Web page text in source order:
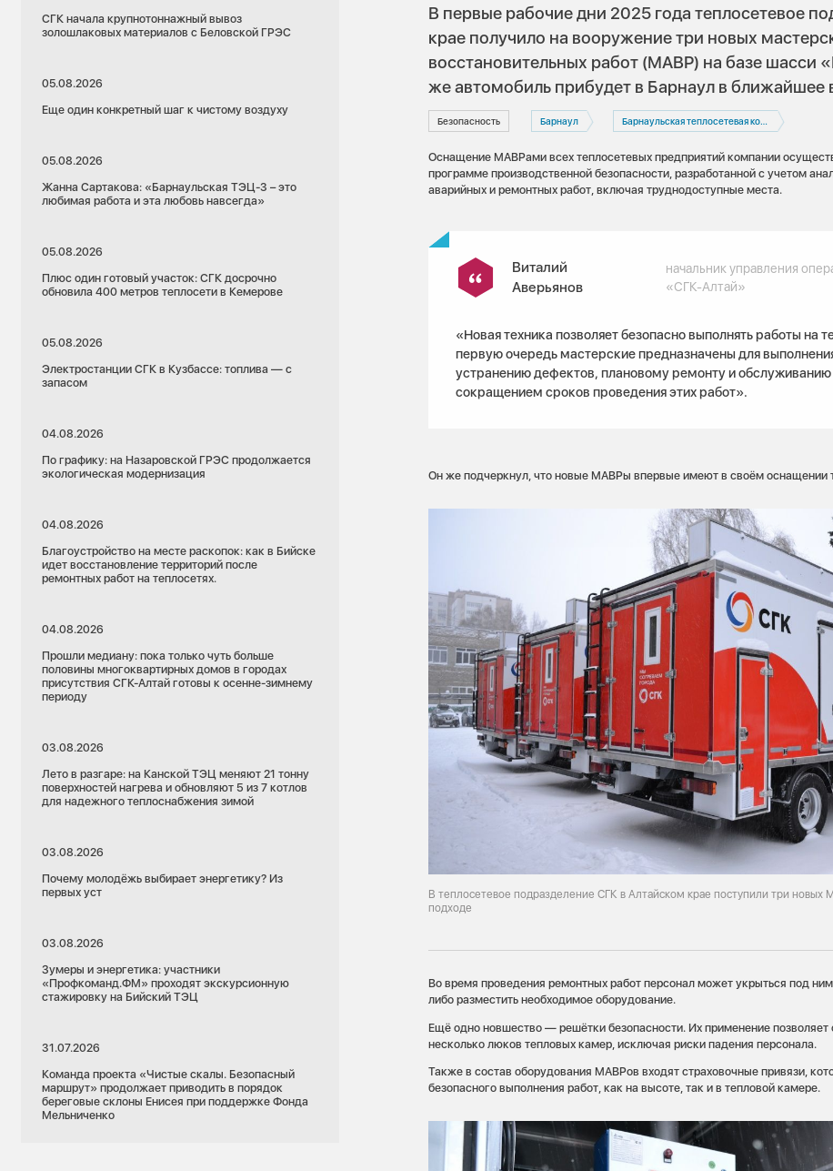
СГК начала крупнотоннажный вывоз
золошлаковых материалов с Беловской ГРЭС
05.08.2026
Еще один конкретный шаг к чистому воздуху
05.08.2026
Жанна Сартакова: «Барнаульская ТЭЦ-3 – это
любимая работа и эта любовь навсегда»
05.08.2026
Плюс один готовый участок: СГК досрочно
обновила 400 метров теплосети в Кемерове
05.08.2026
Электростанции СГК в Кузбассе: топлива — с
запасом
04.08.2026
По графику: на Назаровской ГРЭС продолжается
экологическая модернизация
04.08.2026
Благоустройство на месте раскопок: как в Бийске
идет восстановление территорий после
ремонтных работ на теплосетях.
04.08.2026
Прошли медиану: пока только чуть больше
половины многоквартирных домов в городах
присутствия СГК-Алтай готовы к осенне-зимнему
периоду
03.08.2026
Лето в разгаре: на Канской ТЭЦ меняют 21 тонну
поверхностей нагрева и обновляют 5 из 7 котлов
для надежного теплоснабжения зимой
03.08.2026
Почему молодёжь выбирает энергетику? Из
первых уст
03.08.2026
Зумеры и энергетика: участники
«Профкоманд.ФМ» проходят экскурсионную
стажировку на Бийский ТЭЦ
31.07.2026
Команда проекта «Чистые скалы. Безопасный
маршрут» продолжает приводить в порядок
береговые склоны Енисея при поддержке Фонда
Мельниченко
В первые рабочие дни 2025 года теплосетевое
крае получило на вооружение три новых
восстановительных работ (МАВР) на базе шасси
же автомобиль прибудет в Барнаул в ближайшее
Безопасность Барнаул Барнаульская теплосетевая компания
Оснащение МАВРами всех теплосетевых предприятий компании
программе производственной безопасности, разработанной с учетом
аварийных и ремонтных работ, включая труднодоступные места.
Виталий
Аверьянов
начальник управления
«СГК-Алтай»
«Новая техника позволяет безопасно выполнять работы на
первую очередь мастерские предназначены для
устранению дефектов, плановому ремонту и обслуживанию
сокращением сроков проведения этих работ».
Он же подчеркнул, что новые МАВРы впервые имеют в своём оснащении
В теплосетевое подразделение СГК в Алтайском крае поступили три
подходе
Во время проведения ремонтных работ персонал может укрыться под
либо разместить необходимое оборудование.
Ещё одно новшество — решётки безопасности. Их применение позволяет
несколько люков тепловых камер, исключая риски падения персонала.
Также в состав оборудования МАВРов входят страховочные привязи,
безопасного выполнения работ, как на высоте, так и в тепловой камере.